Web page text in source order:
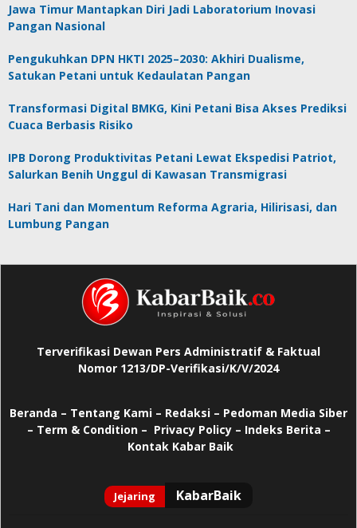
Jawa Timur Mantapkan Diri Jadi Laboratorium Inovasi
Pangan Nasional
Pengukuhkan DPN HKTI 2025–2030: Akhiri Dualisme,
Satukan Petani untuk Kedaulatan Pangan
Transformasi Digital BMKG, Kini Petani Bisa Akses Prediksi
Cuaca Berbasis Risiko
IPB Dorong Produktivitas Petani Lewat Ekspedisi Patriot,
Salurkan Benih Unggul di Kawasan Transmigrasi
Hari Tani dan Momentum Reforma Agraria, Hilirisasi, dan
Lumbung Pangan
Terverifikasi Dewan Pers Administratif & Faktual
Nomor 1213/DP-Verifikasi/K/V/2024
Beranda – Tentang Kami – Redaksi – Pedoman Media Siber
– Term & Condition – Privacy Policy– Indeks Berita –
Kontak Kabar Baik